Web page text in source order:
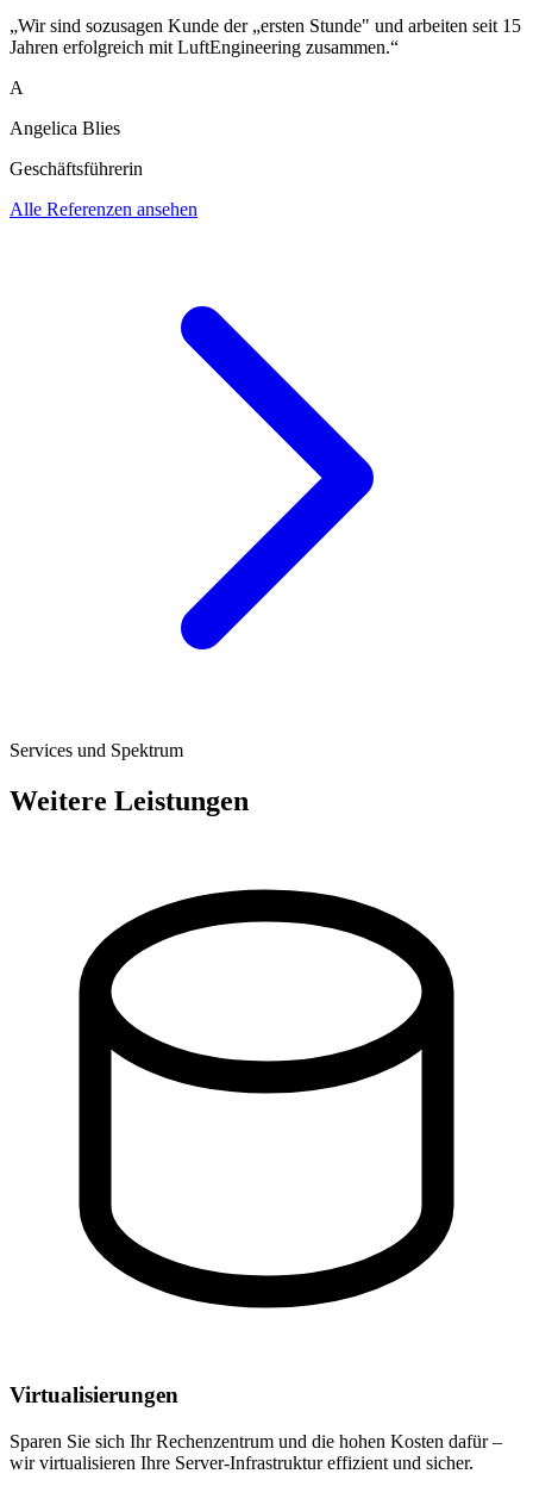
„Wir sind sozusagen Kunde der „ersten Stunde" und arbeiten seit 15
Jahren erfolgreich mit LuftEngineering zusammen.“
A
Angelica Blies
Geschäftsführerin
Alle Referenzen ansehen
Services und Spektrum
Weitere Leistungen
Virtualisierungen
Sparen Sie sich Ihr Rechenzentrum und die hohen Kosten dafür –
wir virtualisieren Ihre Server-Infrastruktur effizient und sicher.